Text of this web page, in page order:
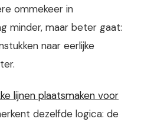
ommekeer in
minder, maar beter gaat:
naar eerlijke
lijnen plaatsmaken voor
dezelfde logica: de